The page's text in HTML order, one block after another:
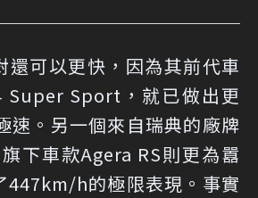
還可以更快，因為其前代車
Super Sport，就已做出更
速。另一個來自瑞典的廠牌
旗下車款Agera RS則更為囂
447km/h的極限表現。事實